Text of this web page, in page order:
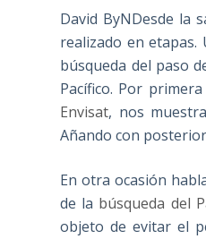
David ByNDesde la
realizado en etapas.
búsqueda del paso
Pacífico. Por
Envisat, nos
Añando con
En otra ocasión
de la búsqueda del
objeto de evitar el